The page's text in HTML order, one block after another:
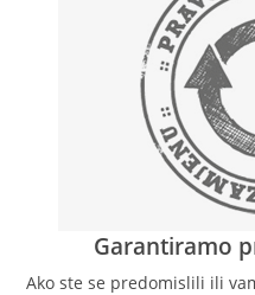
Garantiramo
Ako ste se predomislili ili